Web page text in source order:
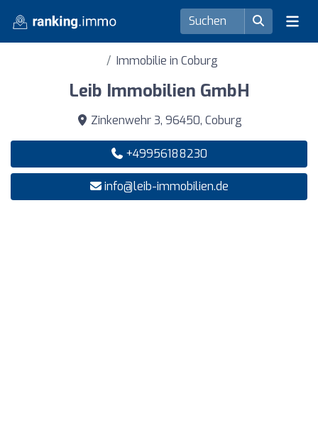
Immobilie in Coburg
Leib Immobilien GmbH
Zinkenwehr 3, 96450, Coburg
+49956188230
info@leib-immobilien.de